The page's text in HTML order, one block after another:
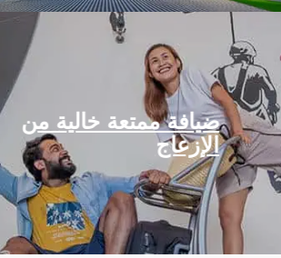
ضيافة ممتعة خالية من
الإزعاج